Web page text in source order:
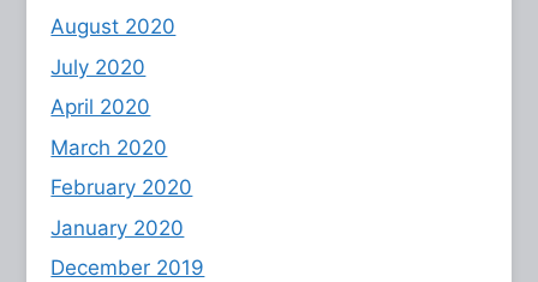
August 2020
July 2020
April 2020
March 2020
February 2020
January 2020
December 2019